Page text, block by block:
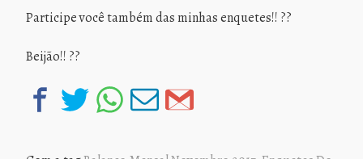
Participe você também das minhas enquetes!! ??
Beijão!! ??